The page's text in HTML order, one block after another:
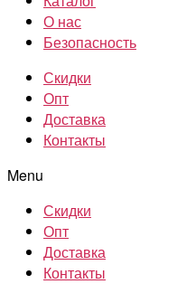
О нас
Безопасность
Скидки
Опт
Доставка
Контакты
Menu
Скидки
Опт
Доставка
Контакты